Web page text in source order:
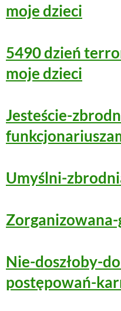
moje dzieci
5490 dzień
moje dzieci
Jesteście-
Umyślni-
Nie-doszłoby-
postępowań-